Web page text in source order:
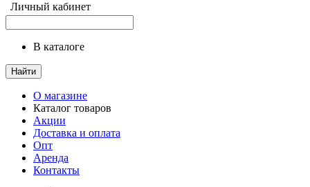
Личный кабинет
в каталоге
Найти
О магазине
Каталог товаров
Акции
Доставка и оплата
Опт
Аренда
Контакты